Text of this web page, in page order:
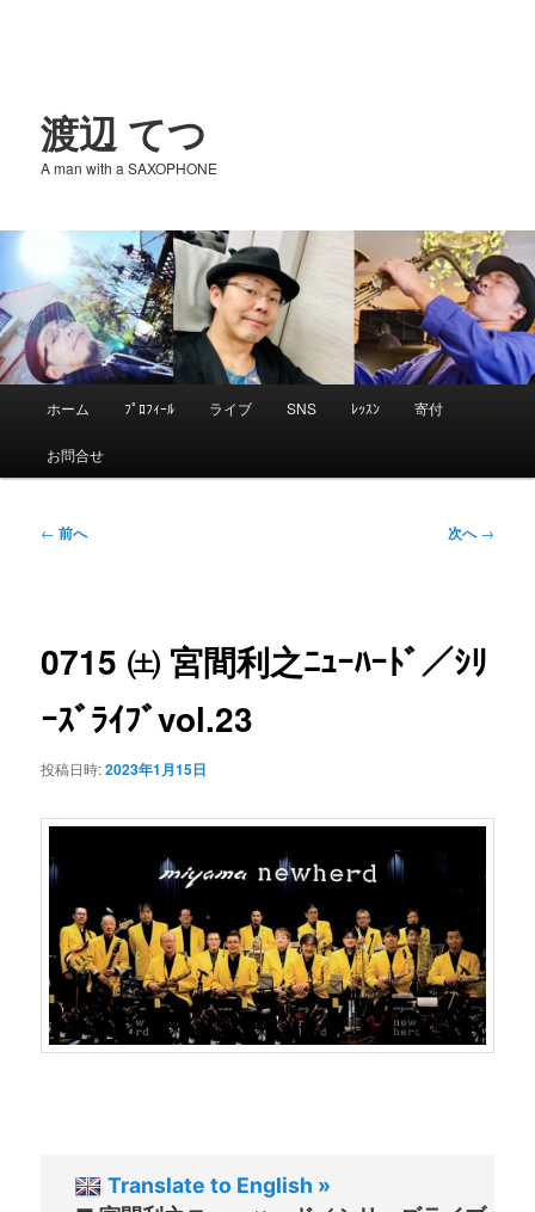
渡辺 てつ
A man with a SAXOPHONE
メ
イ
ン
ン
テ
へ
移
動
ホーム ﾌﾟﾛﾌｨｰﾙ ライブ SNS ﾚｯｽﾝ 寄付
お問合せ
投
ゲ
シ
ン
← 前へ 次へ→
0715 ㈯ 宮間利之ﾆｭｰﾊｰﾄﾞ／ｼﾘ
ｰｽﾞﾗｲﾌﾞvol.23
投稿日時:2023年1月15日
Translate to English »